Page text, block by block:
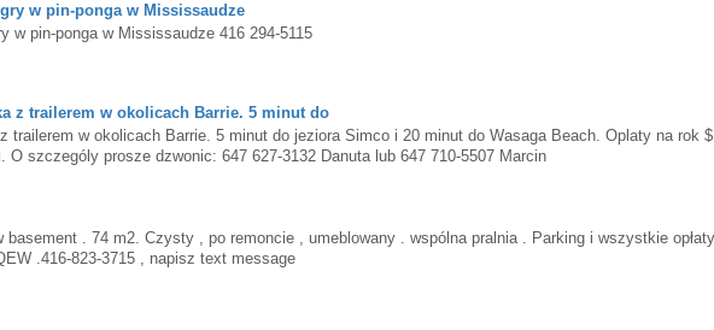
w pin-ponga w Mississaudze
w pin-ponga w Mississaudze 416 294-5115
z trailerem w okolicach Barrie. 5 minut do
trailerem w okolicach Barrie. 5 minut do jeziora Simco i 20 minut do Wasaga Beach. Oplaty na rok
O szczególy prosze dzwonic: 647 627-3132 Danuta lub 647 710-5507 Marcin
basement . 74 m2. Czysty , po remoncie , umeblowany . wspólna pralnia . Parking i wszystkie
.416-823-3715 , napisz text message